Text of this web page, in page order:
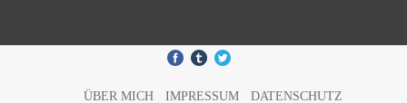
ÜBER MICH IMPRESSUM DATENSCHUTZ